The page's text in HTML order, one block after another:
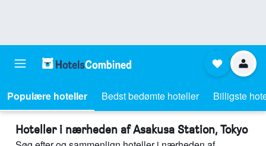
Populære hoteller Bedst bedømte hoteller Billigste
Hoteller i nærheden af Asakusa Station, Tokyo